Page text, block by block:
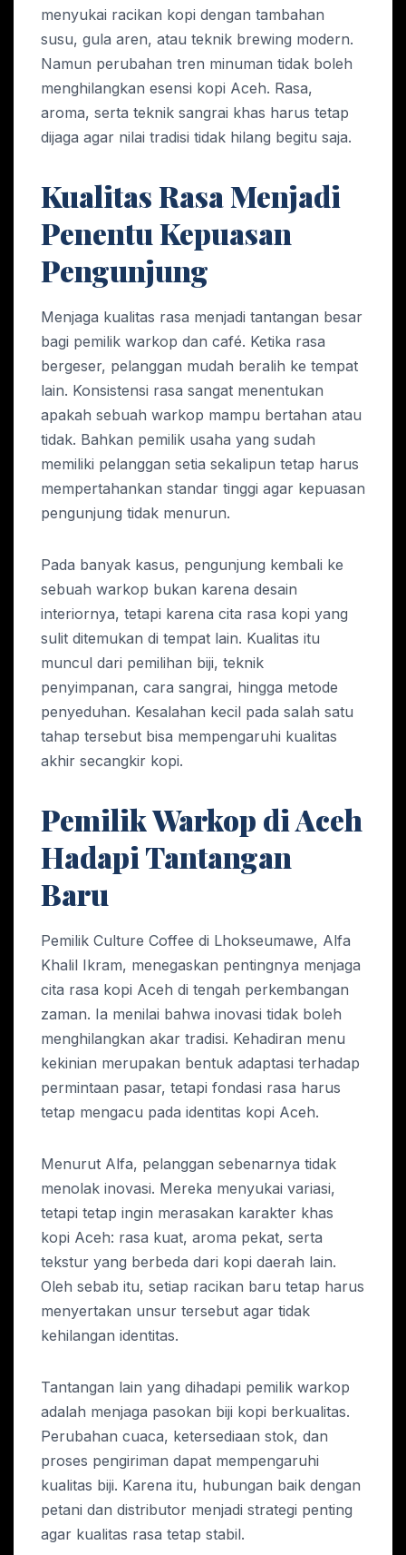
menyukai racikan kopi dengan tambahan
susu, gula aren, atau teknik brewing modern.
Namun perubahan tren minuman tidak boleh
menghilangkan esensi kopi Aceh. Rasa,
aroma, serta teknik sangrai khas harus tetap
dijaga agar nilai tradisi tidak hilang begitu saja.
Kualitas Rasa Menjadi
Penentu Kepuasan
Pengunjung
Menjaga kualitas rasa menjadi tantangan besar
bagi pemilik warkop dan café. Ketika rasa
bergeser, pelanggan mudah beralih ke tempat
lain. Konsistensi rasa sangat menentukan
apakah sebuah warkop mampu bertahan atau
tidak. Bahkan pemilik usaha yang sudah
memiliki pelanggan setia sekalipun tetap harus
mempertahankan standar tinggi agar kepuasan
pengunjung tidak menurun.
Pada banyak kasus, pengunjung kembali ke
sebuah warkop bukan karena desain
interiornya, tetapi karena cita rasa kopi yang
sulit ditemukan di tempat lain. Kualitas itu
muncul dari pemilihan biji, teknik
penyimpanan, cara sangrai, hingga metode
penyeduhan. Kesalahan kecil pada salah satu
tahap tersebut bisa mempengaruhi kualitas
akhir secangkir kopi.
Pemilik Warkop di Aceh
Hadapi Tantangan
Baru
Pemilik Culture Coffee di Lhokseumawe, Alfa
Khalil Ikram, menegaskan pentingnya menjaga
cita rasa kopi Aceh di tengah perkembangan
zaman. Ia menilai bahwa inovasi tidak boleh
menghilangkan akar tradisi. Kehadiran menu
kekinian merupakan bentuk adaptasi terhadap
permintaan pasar, tetapi fondasi rasa harus
tetap mengacu pada identitas kopi Aceh.
Menurut Alfa, pelanggan sebenarnya tidak
menolak inovasi. Mereka menyukai variasi,
tetapi tetap ingin merasakan karakter khas
kopi Aceh: rasa kuat, aroma pekat, serta
tekstur yang berbeda dari kopi daerah lain.
Oleh sebab itu, setiap racikan baru tetap harus
menyertakan unsur tersebut agar tidak
kehilangan identitas.
Tantangan lain yang dihadapi pemilik warkop
adalah menjaga pasokan biji kopi berkualitas.
Perubahan cuaca, ketersediaan stok, dan
proses pengiriman dapat mempengaruhi
kualitas biji. Karena itu, hubungan baik dengan
petani dan distributor menjadi strategi penting
agar kualitas rasa tetap stabil.